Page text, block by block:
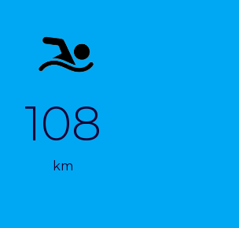
108
km